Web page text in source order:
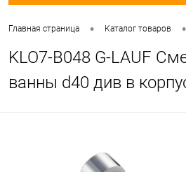
Главная страница • Каталог товаров •
KLO7-B048 G-LAUF
ванны d40 див в